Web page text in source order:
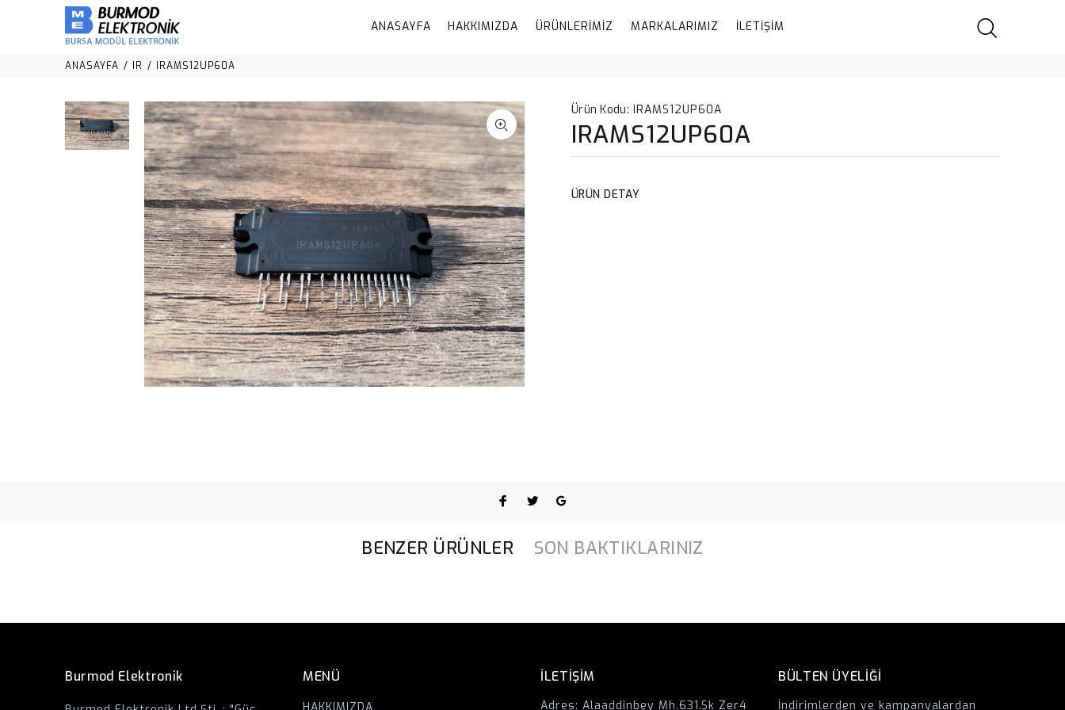
ANASAYFA HAKKIMIZDA ÜRÜNLERİMİZ MARKALARIMIZ İLETİŞİM
ANASAYFA IR IRAMS12UP60A
Ürün Kodu: IRAMS12UP60A
IRAMS12UP60A
ÜRÜN DETAY
BENZER ÜRÜNLER SON BAKTIKLARINIZ
Burmod Elektronik MENÜ İLETİŞİM
Adres: Alaaddinbey Mh.631.Sk Zer4
BÜLTEN ÜYELİĞİ
İndirimlerden ve kampanyalardan